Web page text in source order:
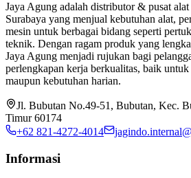
Jaya Agung adalah distributor & pusat
Surabaya yang menjual kebutuhan alat,
mesin untuk berbagai bidang seperti
teknik. Dengan ragam produk yang
Jaya Agung menjadi rujukan bagi
perlengkapan kerja berkualitas, baik
maupun kebutuhan harian.
Jl. Bubutan No.49-51, Bubutan, Kec.
Timur 60174
+62 821-4272-4014
Informasi